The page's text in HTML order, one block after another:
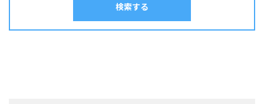
ニザダイ・サンノジニシンネズミゴチ・メゴチ
刺身南蛮漬け
揚げ物昆布締め春巻き汁物漬け料理
検索する